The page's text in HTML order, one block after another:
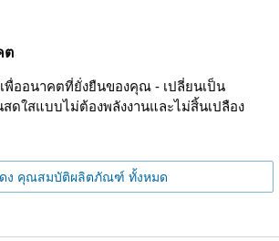
ต
พื่ออนาคตที่ยั่งยืนของคุณ - เปลี่ยนเป็น
ดใสแบบไม่ต้องพลังงานและไม่สิ้นเปลือง
ง คุณสมบัติผลิตภัณฑ์ ทั้งหมด